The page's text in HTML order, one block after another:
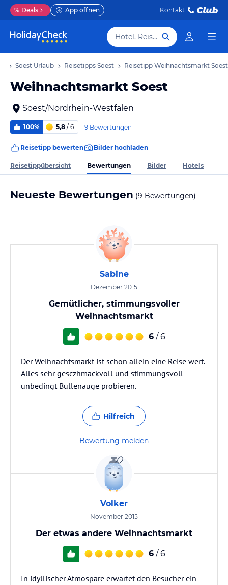
% Deals App öffnen Kontakt
Hotel, Reiseziel
Soest Urlaub Reisetipps Soest Reisetipp Weihnachtsmarkt Soest
Weihnachtsmarkt Soest
Soest/Nordrhein-Westfalen
100% 5,8 / 6 9 Bewertungen
Reisetipp bewerten Bilder hochladen
Reisetippübersicht Bewertungen Bilder Hotels
Neueste Bewertungen (9 Bewertungen)
Sabine
Dezember 2015
Gemütlicher, stimmungsvoller
Weihnachtsmarkt
6 / 6
Der Weihnachtsmarkt ist schon allein eine Reise wert.
Alles sehr gesczhmackvoll und stimmungsvoll -
unbedingt Bullenauge probieren.
Hilfreich
Bewertung melden
Volker
November 2015
Der etwas andere Weihnachtsmarkt
6 / 6
In idyllischer Atmospäre erwartet den Besucher ein